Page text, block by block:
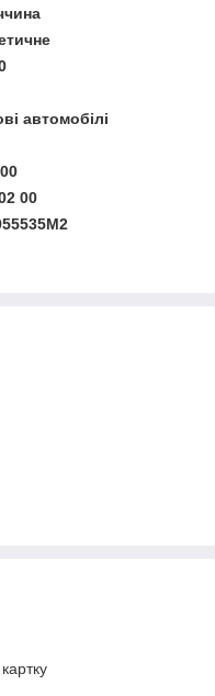
автомобілі
00